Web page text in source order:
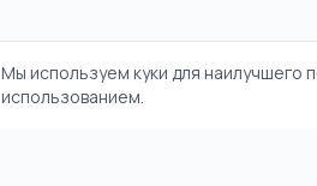
Мы используем куки для наилучшего
использованием.